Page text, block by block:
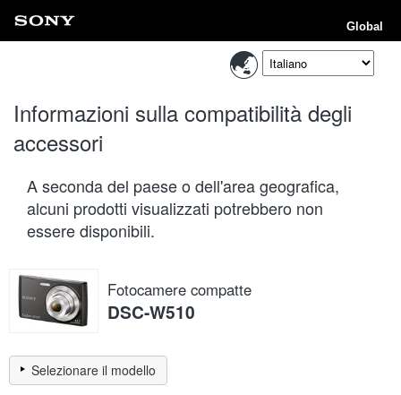
Global
Informazioni sulla compatibilità degli
accessori
A seconda del paese o dell'area geografica,
alcuni prodotti visualizzati potrebbero non
essere disponibili.
Fotocamere compatte
DSC-W510
Selezionare il modello